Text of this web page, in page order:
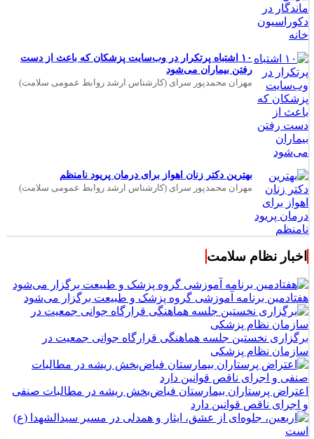
۱۰ اشتباه پرتکرار در وب‌سایت پزشکان که باعث از دست
رفتن بیماران می‌شود
مهران محمدپور سرای (کارشناس ارشد روابط عمومی سلامت)
بهترین دکتر زنان اهواز برای درمان پریود نامنظم
مهران محمدپور سرای (کارشناس ارشد روابط عمومی سلامت)
اخبار نظام سلامت
هفتادمین برنامه آموزشی گروه پزشک و طبیعت برگزار می‌شود
برگزاری نخستین جلسه هماهنگی قرارگاه جوانی جمعیت در
سازمان نظام پزشکی
اعتراض پرستاران بیمارستان فیاض‌بخش ریشه در مطالبات صنفی
و اجرای ناقص قوانین دارد